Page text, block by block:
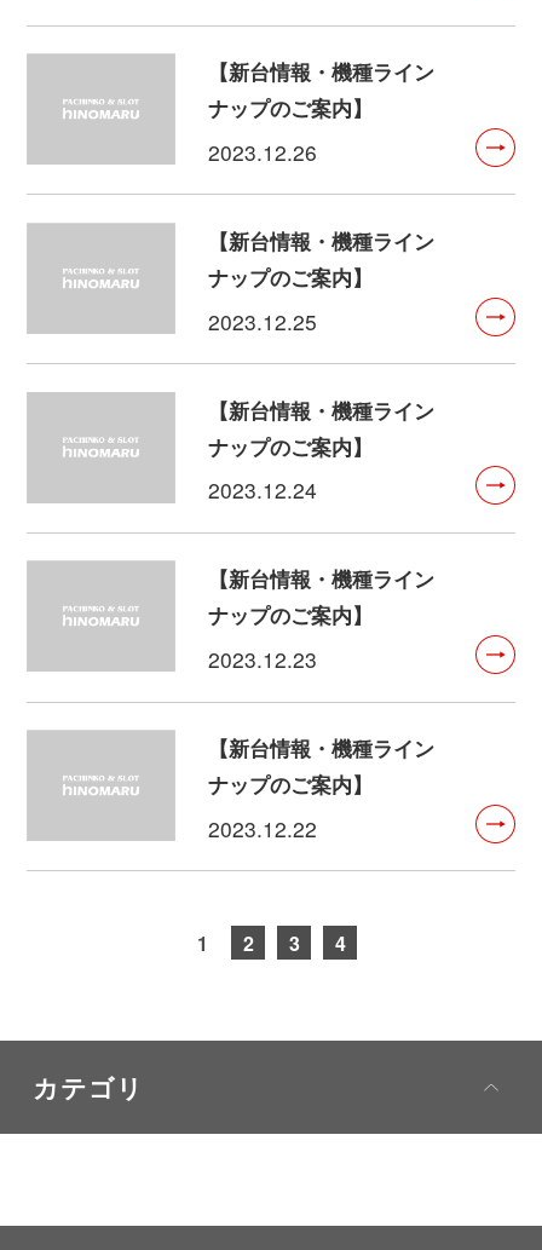
【新台情報・機種ライン
ナップのご案内】
2023.12.26
【新台情報・機種ライン
ナップのご案内】
2023.12.25
【新台情報・機種ライン
ナップのご案内】
2023.12.24
【新台情報・機種ライン
ナップのご案内】
2023.12.23
【新台情報・機種ライン
ナップのご案内】
2023.12.22
1 2 3 4
カテゴリ